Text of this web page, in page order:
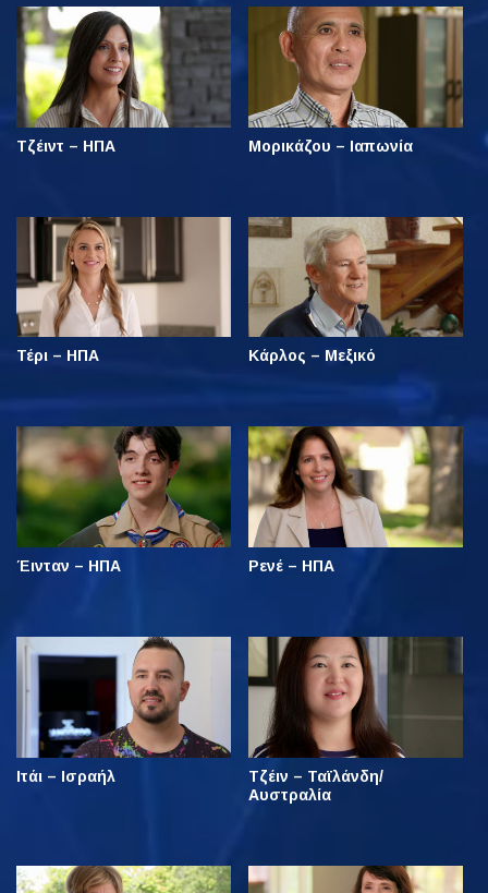
Τζέιντ – ΗΠΑ Μορικάζου – Ιαπωνία
Τέρι – ΗΠΑ Κάρλος – Μεξικό
Έινταν – ΗΠΑ Ρενέ – ΗΠΑ
Ιτάι – Ισραήλ
Τζέιν – Ταϊλάνδη/
Αυστραλία